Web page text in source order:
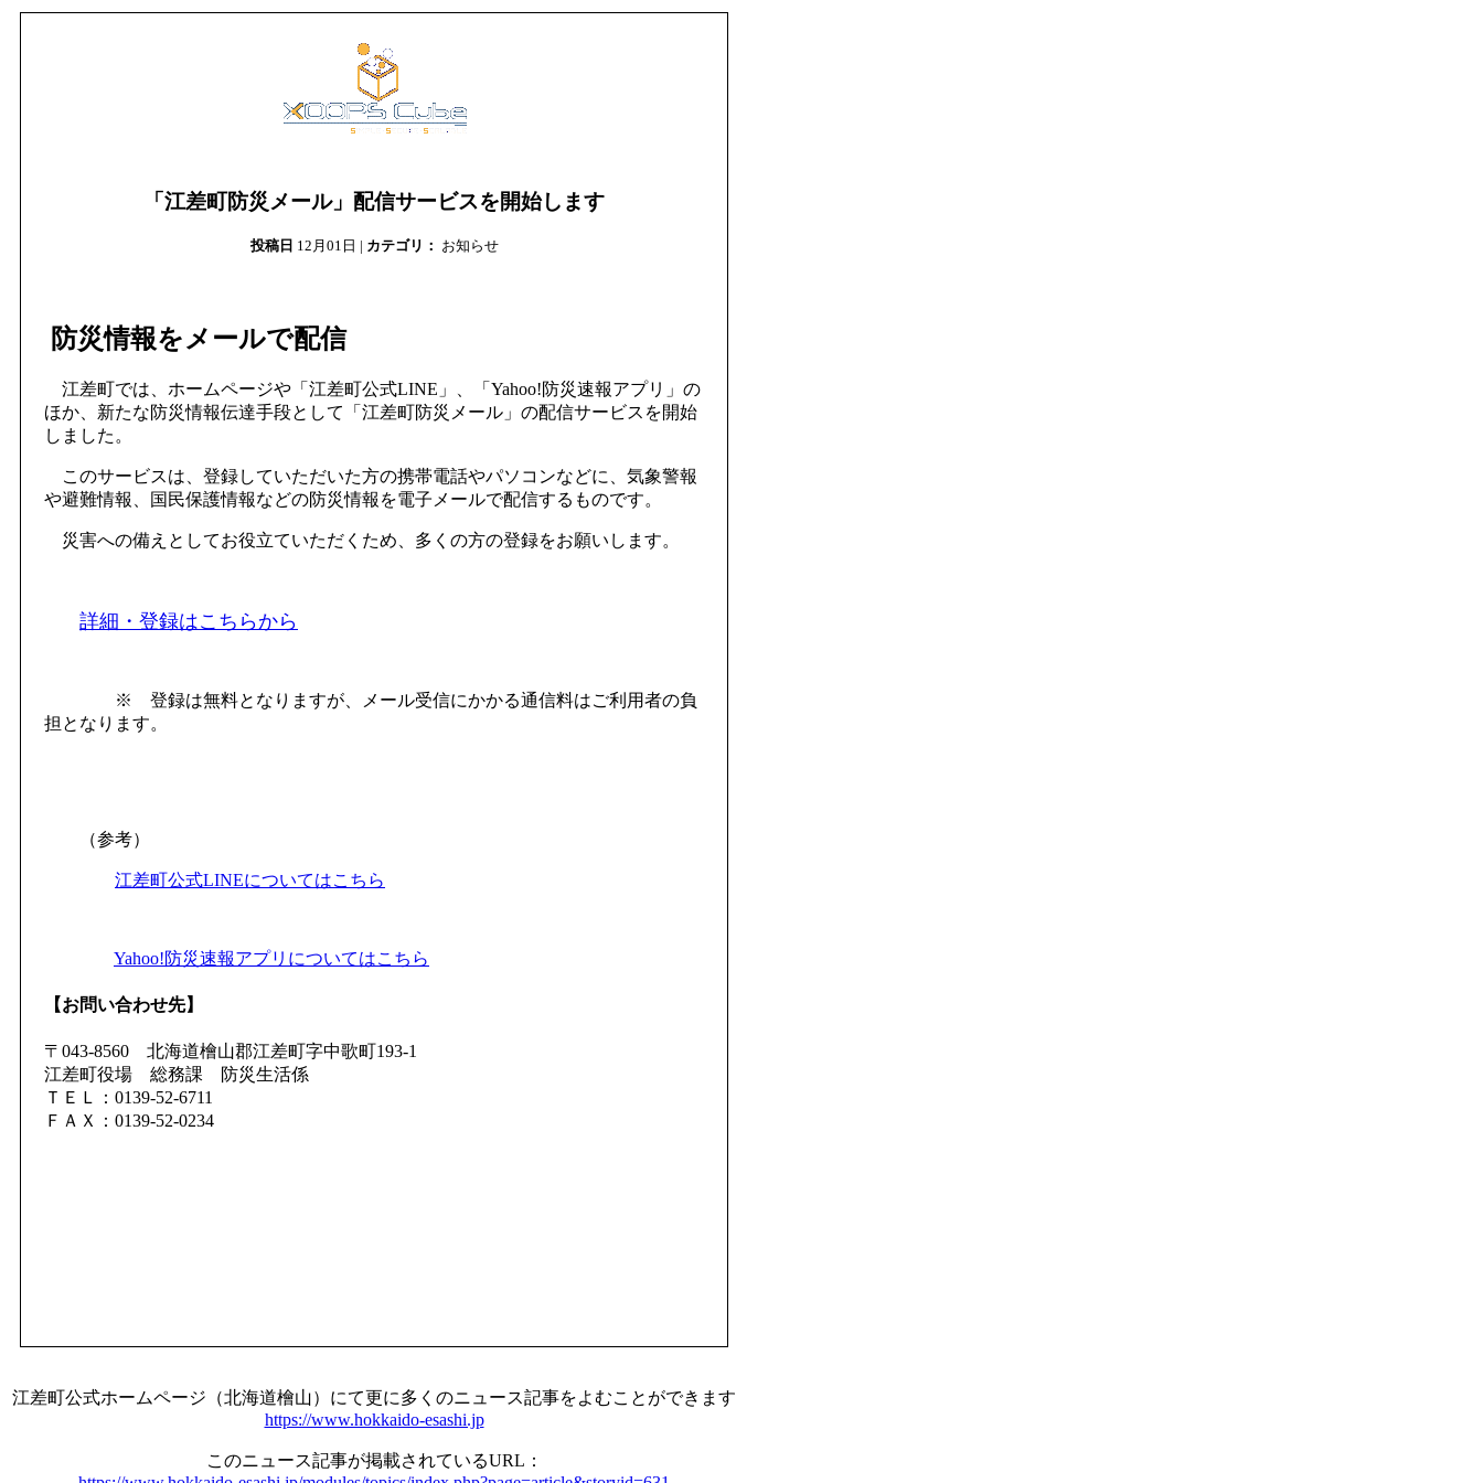
「江差町防災メール」配信サービスを開始します
投稿日 12月01日 | カテゴリ： お知らせ
防災情報をメールで配信
江差町では、ホームページや「江差町公式LINE」、「Yahoo!防災速報アプリ」の
ほか、新たな防災情報伝達手段として「江差町防災メール」の配信サービスを開始
しました。
このサービスは、登録していただいた方の携帯電話やパソコンなどに、気象警報
や避難情報、国民保護情報などの防災情報を電子メールで配信するものです。
災害への備えとしてお役立ていただくため、多くの方の登録をお願いします。
詳細・登録はこちらから
※ 登録は無料となりますが、メール受信にかかる通信料はご利用者の負
担となります。
（参考）
江差町公式LINEについてはこちら
Yahoo!防災速報アプリについてはこちら
【お問い合わせ先】
〒043-8560 北海道檜山郡江差町字中歌町193-1
江差町役場 総務課 防災生活係
ＴＥＬ：0139-52-6711
ＦＡＸ：0139-52-0234
江差町公式ホームページ（北海道檜山）にて更に多くのニュース記事をよむことができます
https://www.hokkaido-esashi.jp
このニュース記事が掲載されているURL：